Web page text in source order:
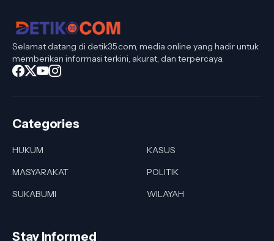
Selamat datang di detik35.com, media online yang hadir untuk
memberikan informasi terkini, akurat, dan terpercaya.
Categories
HUKUM
KASUS
MASYARAKAT
POLITIK
SUKABUMI
WILAYAH
Stay Informed